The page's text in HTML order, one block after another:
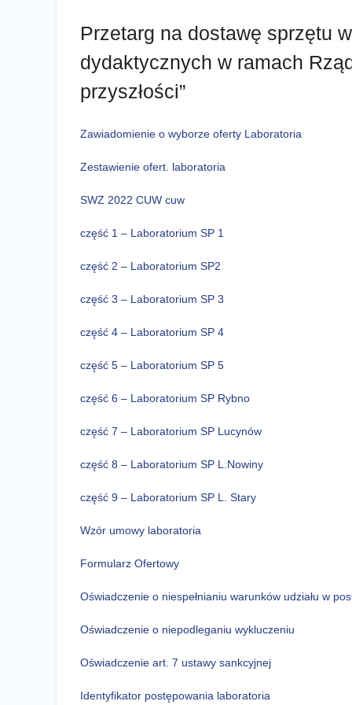
Przetarg na dostawę sprzętu
dydaktycznych w ramach
przyszłości”
Zawiadomienie o wyborze oferty Laboratoria
Zestawienie ofert. laboratoria
SWZ 2022 CUW cuw
część 1 – Laboratorium SP 1
część 2 – Laboratorium SP2
część 3 – Laboratorium SP 3
część 4 – Laboratorium SP 4
część 5 – Laboratorium SP 5
część 6 – Laboratorium SP Rybno
część 7 – Laboratorium SP Lucynów
część 8 – Laboratorium SP L.Nowiny
część 9 – Laboratorium SP L. Stary
Wzór umowy laboratoria
Formularz Ofertowy
Oświadczenie o niespełnianiu warunków udziału w
Oświadczenie o niepodleganiu wykluczeniu
Oświadczenie art. 7 ustawy sankcyjnej
Identyfikator postępowania laboratoria